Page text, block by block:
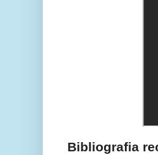
Bibliografia